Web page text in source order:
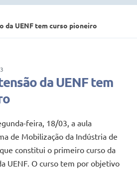
da UENF tem curso pioneiro
da UENF tem
feira, 18/03, a aula
de Mobilização da Indústria de
constitui o primeiro curso da
UENF. O curso tem por objetivo